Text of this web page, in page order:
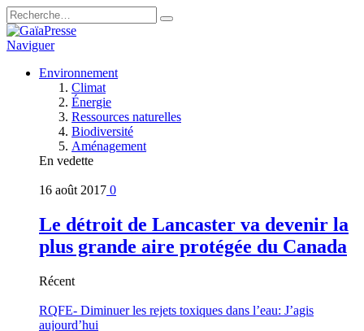
Naviguer
Environnement
Climat
Énergie
Ressources naturelles
Biodiversité
Aménagement
En vedette
16 août 2017 0
Le détroit de Lancaster va devenir la
plus grande aire protégée du Canada
Récent
RQFE- Diminuer les rejets toxiques dans l’eau: J’agis
aujourd’hui